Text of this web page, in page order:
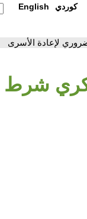
English كوردي
لإعادة الأسرى